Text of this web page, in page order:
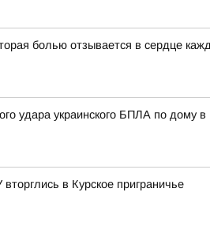
болью отзывается в сердце
удара украинского БПЛА по дому
в Курское приграничье